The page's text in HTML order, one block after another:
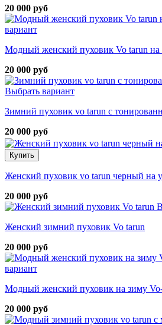
20 000 руб
вариант
Модный женский пуховик Vo tarun на
20 000 руб
Выбрать вариант
Зимний пуховик vo tarun с
20 000 руб
Купить
Женский пуховик vo tarun черный на
20 000 руб
Женский зимний пуховик Vo tarun
20 000 руб
вариант
Модный женский пуховик на зиму
20 000 руб